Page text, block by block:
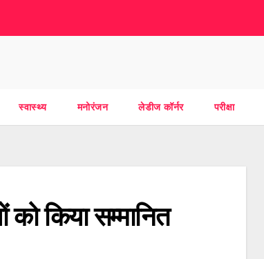
स्वास्थ्य मनोरंजन लेडीज कॉर्नर परीक्षा
को किया सम्मानित